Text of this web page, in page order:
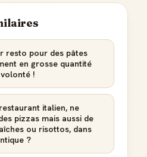
resto pour des pâtes
en grosse quantité
!
italien, ne
pizzas mais aussi de
ou risottos, dans
?